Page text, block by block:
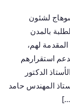
لشئون
بالمدن
لهم،
استقرارهم
الدكتور
المهندس حامد